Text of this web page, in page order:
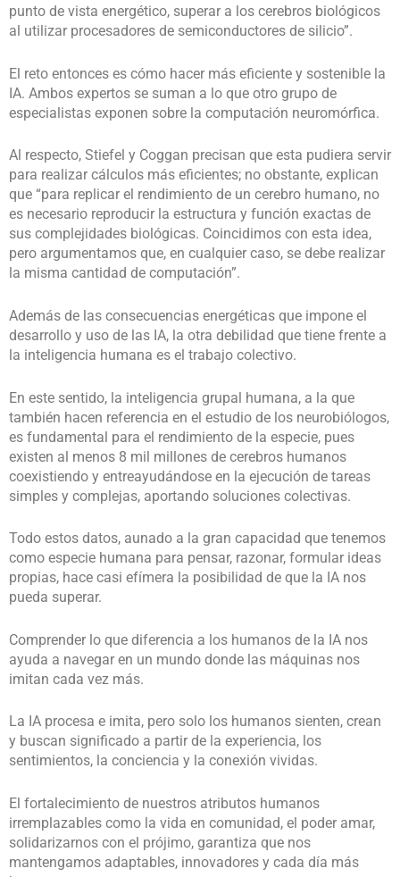
punto de vista energético, superar a los cerebros biológicos
al utilizar procesadores de semiconductores de silicio”.
El reto entonces es cómo hacer más eficiente y sostenible la
IA. Ambos expertos se suman a lo que otro grupo de
especialistas exponen sobre la computación neuromórfica.
Al respecto, Stiefel y Coggan precisan que esta pudiera servir
para realizar cálculos más eficientes; no obstante, explican
que “para replicar el rendimiento de un cerebro humano, no
es necesario reproducir la estructura y función exactas de
sus complejidades biológicas. Coincidimos con esta idea,
pero argumentamos que, en cualquier caso, se debe realizar
la misma cantidad de computación”.
Además de las consecuencias energéticas que impone el
desarrollo y uso de las IA, la otra debilidad que tiene frente a
la inteligencia humana es el trabajo colectivo.
En este sentido, la inteligencia grupal humana, a la que
también hacen referencia en el estudio de los neurobiólogos,
es fundamental para el rendimiento de la especie, pues
existen al menos 8 mil millones de cerebros humanos
coexistiendo y entreayudándose en la ejecución de tareas
simples y complejas, aportando soluciones colectivas.
Todo estos datos, aunado a la gran capacidad que tenemos
como especie humana para pensar, razonar, formular ideas
propias, hace casi efímera la posibilidad de que la IA nos
pueda superar.
Comprender lo que diferencia a los humanos de la IA nos
ayuda a navegar en un mundo donde las máquinas nos
imitan cada vez más.
La IA procesa e imita, pero solo los humanos sienten, crean
y buscan significado a partir de la experiencia, los
sentimientos, la conciencia y la conexión vividas.
El fortalecimiento de nuestros atributos humanos
irremplazables como la vida en comunidad, el poder amar,
solidarizarnos con el prójimo, garantiza que nos
mantengamos adaptables, innovadores y cada día más